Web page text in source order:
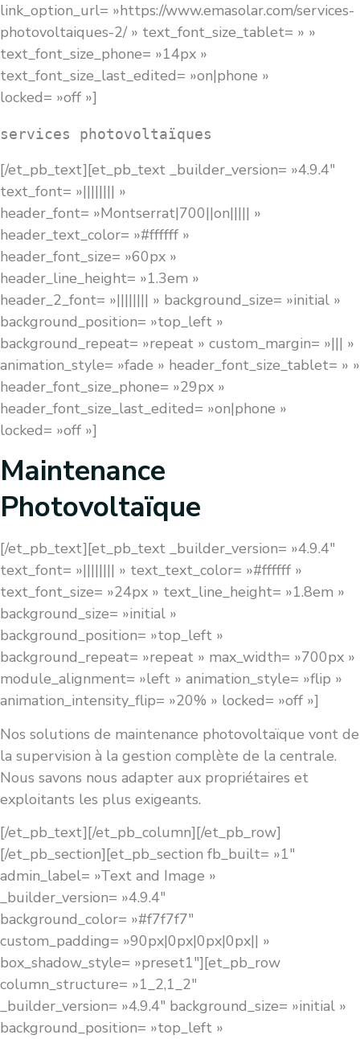
link_option_url= »https://www.emasolar.com/services-
photovoltaiques-2/ » text_font_size_tablet= » »
text_font_size_phone= »14px »
text_font_size_last_edited= »on|phone »
locked= »off »]
services photovoltaïques
[/et_pb_text][et_pb_text _builder_version= »4.9.4″
text_font= »|||||||| »
header_font= »Montserrat|700||on||||| »
header_text_color= »#ffffff »
header_font_size= »60px »
header_line_height= »1.3em »
header_2_font= »|||||||| » background_size= »initial »
background_position= »top_left »
background_repeat= »repeat » custom_margin= »||| »
animation_style= »fade » header_font_size_tablet= » »
header_font_size_phone= »29px »
header_font_size_last_edited= »on|phone »
locked= »off »]
Maintenance
Photovoltaïque
[/et_pb_text][et_pb_text _builder_version= »4.9.4″
text_font= »|||||||| » text_text_color= »#ffffff »
text_font_size= »24px » text_line_height= »1.8em »
background_size= »initial »
background_position= »top_left »
background_repeat= »repeat » max_width= »700px »
module_alignment= »left » animation_style= »flip »
animation_intensity_flip= »20% » locked= »off »]
Nos solutions de maintenance photovoltaïque vont de
la supervision à la gestion complète de la centrale.
Nous savons nous adapter aux propriétaires et
exploitants les plus exigeants.
[/et_pb_text][/et_pb_column][/et_pb_row]
[/et_pb_section][et_pb_section fb_built= »1″
admin_label= »Text and Image »
_builder_version= »4.9.4″
background_color= »#f7f7f7″
custom_padding= »90px|0px|0px|0px|| »
box_shadow_style= »preset1″][et_pb_row
column_structure= »1_2,1_2″
_builder_version= »4.9.4″ background_size= »initial »
background_position= »top_left »